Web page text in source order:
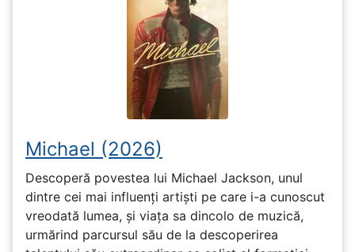
Michael (2026)
Descoperă povestea lui Michael Jackson, unul
dintre cei mai influenți artiști pe care i-a cunoscut
vreodată lumea, și viața sa dincolo de muzică,
urmărind parcursul său de la descoperirea